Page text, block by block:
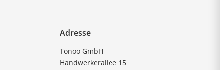
Adresse
Tonoo GmbH
Handwerkerallee 15